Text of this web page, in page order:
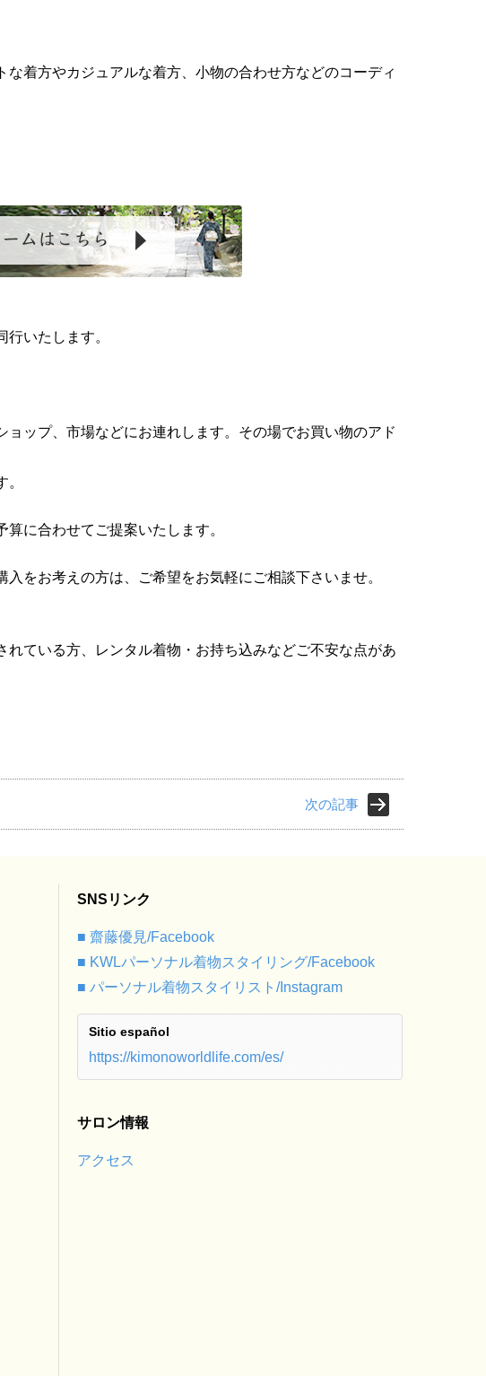
着方やカジュアルな着方、小物の合わせ方などのコーディ
いたします。
ップ、市場などにお連れします。その場でお買い物のアド
に合わせてご提案いたします。
をお考えの方は、ご希望をお気軽にご相談下さいませ。
ている方、レンタル着物・お持ち込みなどご不安な点があ
次の記事
SNSリンク
■ 齋藤優見/Facebook
■ KWLパーソナル着物スタイリング/Facebook
■ パーソナル着物スタイリスト/Instagram
Sitio español
https://kimonoworldlife.com/es/
サロン情報
アクセス